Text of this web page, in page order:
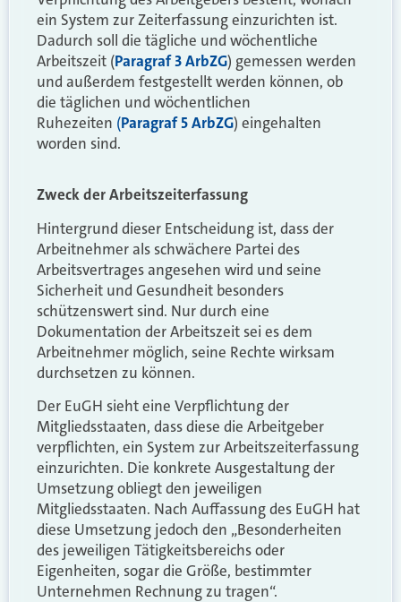
ein System zur Zeiterfassung einzurichten ist.
Dadurch soll die tägliche und wöchentliche
Arbeitszeit (Paragraf 3 ArbZG) gemessen werden
und außerdem festgestellt werden können, ob
die täglichen und wöchentlichen
Ruhezeiten (Paragraf 5 ArbZG) eingehalten
worden sind.
Zweck der Arbeitszeiterfassung
Hintergrund dieser Entscheidung ist, dass der
Arbeitnehmer als schwächere Partei des
Arbeitsvertrages angesehen wird und seine
Sicherheit und Gesundheit besonders
schützenswert sind. Nur durch eine
Dokumentation der Arbeitszeit sei es dem
Arbeitnehmer möglich, seine Rechte wirksam
durchsetzen zu können.
Der EuGH sieht eine Verpflichtung der
Mitgliedsstaaten, dass diese die Arbeitgeber
verpflichten, ein System zur Arbeitszeiterfassung
einzurichten. Die konkrete Ausgestaltung der
Umsetzung obliegt den jeweiligen
Mitgliedsstaaten. Nach Auffassung des EuGH hat
diese Umsetzung jedoch den „Besonderheiten
des jeweiligen Tätigkeitsbereichs oder
Eigenheiten, sogar die Größe, bestimmter
Unternehmen Rechnung zu tragen“.